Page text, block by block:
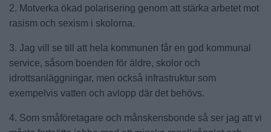
2. Motverka ökad polarisering genom att stärka arbetet mot
rasism och sexism i skolorna.
3. Jag vill se till att hela kommunen får en god kommunal
service, såsom boenden för äldre, skolor och
idrottsanläggningar, men också infrastruktur som
exempelvis vatten och avlopp där det behövs.
4. Som småföretagare och månskensbonde så ser jag att vi